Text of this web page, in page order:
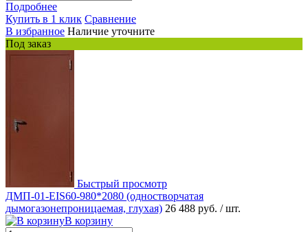
Подробнее
Купить в 1 клик Сравнение
В избранное Наличие уточните
Под заказ
Быстрый просмотр
ДМП-01-EIS60-980*2080 (одностворчатая
дымогазонепроницаемая, глухая) 26 488 руб. / шт.
В корзину